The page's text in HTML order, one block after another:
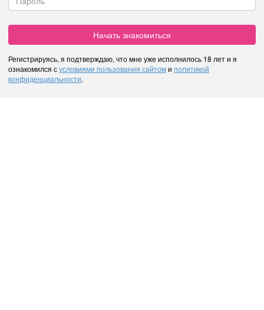
Начать знакомиться
Регистрируясь, я подтверждаю, что мне уже исполнилось 18 лет и я
ознакомился сусловиями пользования сайтоми политикой
конфиденциальности.